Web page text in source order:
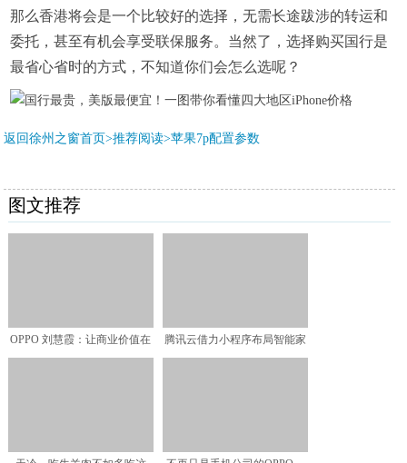
那么香港将会是一个比较好的选择，无需长途跋涉的转运和
委托，甚至有机会享受联保服务。当然了，选择购买国行是
最省心省时的方式，不知道你们会怎么选呢？
返回徐州之窗首页>推荐阅读>苹果7p配置参数
图文推荐
OPPO 刘慧霞：让商业价值在
腾讯云借力小程序布局智能家